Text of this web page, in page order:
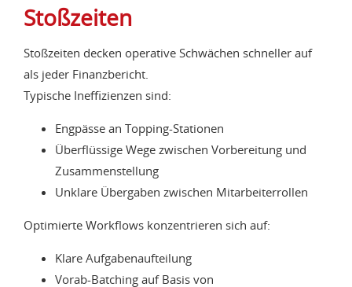
Stoßzeiten
Stoßzeiten decken operative Schwächen schneller auf
als jeder Finanzbericht.
Typische Ineffizienzen sind:
Engpässe an Topping-Stationen
Überflüssige Wege zwischen Vorbereitung und
Zusammenstellung
Unklare Übergaben zwischen Mitarbeiterrollen
Optimierte Workflows konzentrieren sich auf:
Klare Aufgabenaufteilung
Vorab-Batching auf Basis von